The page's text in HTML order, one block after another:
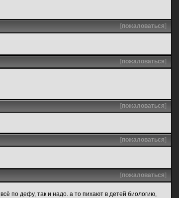
[пожаловаться]
[пожаловаться]
[пожаловаться]
[пожаловаться]
[пожаловаться]
всё по дефу, так и надо. а то пихают в детей биологию,